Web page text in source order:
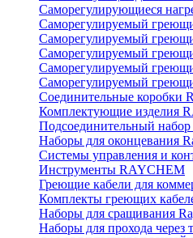
Саморегулирующиеся
Саморегулируемый
Саморегулируемый
Саморегулируемый
Саморегулируемый
Саморегулируемый
Соединительные коробки
Комплектующие изделия
Подсоединительный набор
Наборы для оконцевания
Системы управления и
Инструменты RAYCHEM
Греющие кабели для
Комплекты греющих
Наборы для сращивания
Наборы для прохода через